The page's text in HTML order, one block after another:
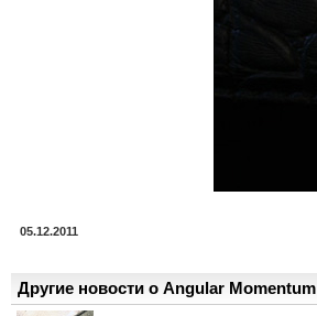
05.12.2011
Другие новости о Angular Momentum